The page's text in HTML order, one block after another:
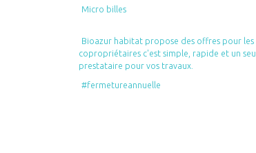
Micro billes
Bioazur habitat propose des offres pour les
copropriétaires c'est simple, rapide et un seul
prestataire pour vos travaux.
#fermetureannuelle